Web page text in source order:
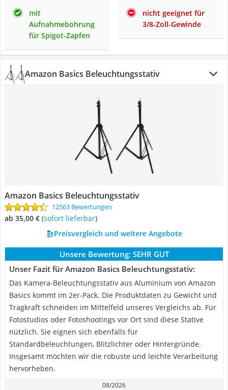
mit
Aufnahmebohrung
für Spigot-Zapfen
nicht geeignet für
3/8-Zoll-Gewinde
Amazon Basics Beleuchtungsstativ
Amazon Basics Beleuchtungsstativ
12563 Bewertungen
ab 35,00 € ( Sofort lieferbar)
Preisvergleich und weitere Angebote
Unsere Bewertung: SEHR GUT
Unser Fazit für Amazon Basics Beleuchtungsstativ:
Das Kamera-Beleuchtungsstativ aus Aluminium von Amazon
Basics kommt im 2er-Pack. Die Produktdaten zu Gewicht und
Tragkraft schneiden im Mittelfeld unseres Vergleichs ab. Für
Fotostudios oder Fotoshootings vor Ort sind diese Stative
nützlich. Sie eignen sich ebenfalls für
Standardbeleuchtungen, Blitzlichter oder Hintergründe.
Insgesamt möchten wir die robuste und leichte Verarbeitung
hervorheben.
08/2026